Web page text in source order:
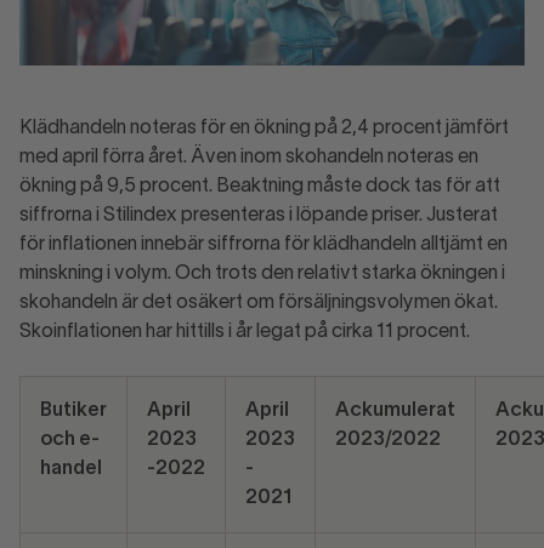
Klädhandeln noteras för en ökning på 2,4 procent jämfört
med april förra året. Även inom skohandeln noteras en
ökning på 9,5 procent. Beaktning måste dock tas för att
siffrorna i Stilindex presenteras i löpande priser. Justerat
för inflationen innebär siffrorna för klädhandeln alltjämt en
minskning i volym. Och trots den relativt starka ökningen i
skohandeln är det osäkert om försäljningsvolymen ökat.
Skoinflationen har hittills i år legat på cirka 11 procent.
Butiker
och e-
handel
April
2023
-2022
April
2023
-
2021
Ackumulerat
2023/2022